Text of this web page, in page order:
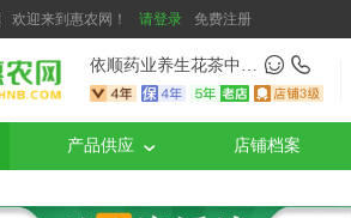
欢迎来到惠农网！ 请登录 免费注册
产品供应 店铺档案